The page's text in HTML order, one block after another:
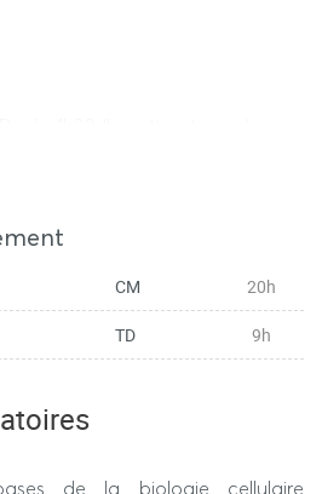
(semaine d’examens)
(hors tiers temps) (70%)
CM 20h
TD 9h
de la biologie cellulaire